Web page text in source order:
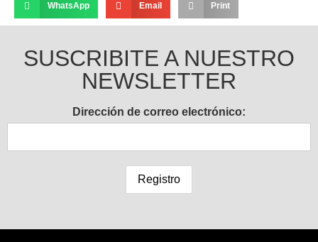
WhatsApp Email Print
SUSCRIBITE A NUESTRO
NEWSLETTER
Dirección de correo electrónico: